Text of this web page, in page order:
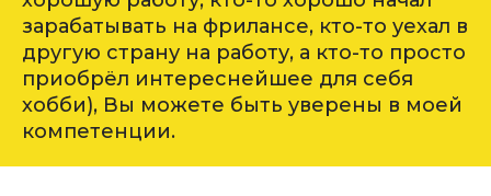
зарабатывать на фрилансе, кто-то уехал в
другую страну на работу, а кто-то просто
приобрёл интереснейшее для себя
хобби), Вы можете быть уверены в моей
компетенции.